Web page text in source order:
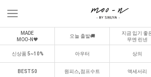
MADE
MOO-N🖤
오늘 출발🚚
지금 입기 좋
무엔 린넨
신상품 5~10% 아우터 상의
BEST 50 원피스,점프수트 액세서리